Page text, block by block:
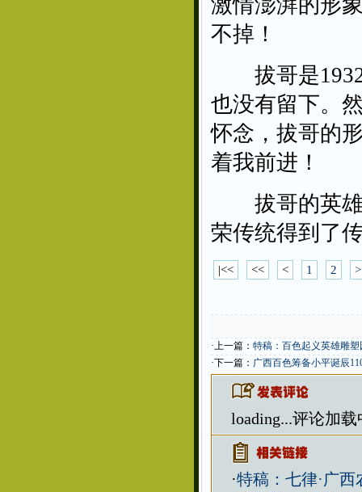
激情澎湃的形
不掉！
拔哥是1932
也没有留下。
怀念，拔哥的
着我前进！
拔哥的英雄
荣传统得到了
|<< << < 1 2 >
·上一篇： 特稿：百色起义英雄雕
·下一篇： 广西百色筹备小平诞辰
loading...评论加载
·特稿：七律·广